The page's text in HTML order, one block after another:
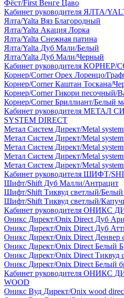
Фёст/First Венге Цаво
Кабинет руководителя ЯЛТА/
Ялта/Yalta Вяз Благородный
Ялта/Yalta Акация Лорка
Ялта/Yalta Снежная патина
Ялта/Yalta Дуб Мали/Белый
Ялта/Yalta Дуб Мали/Черный
Кабинет руководителя КОРНЕР/
Корнер/Corner Орех Лоренцо/
Корнер/Corner Каштан Тоскана/
Корнер/Corner Гикори песочный/
Корнер/Corner Бриллиант/Белый
Кабинет руководителя МЕТАЛ
SYSTEM DIRECT
Метал Систем Директ/Metal
Метал Систем Директ/Metal
Метал Систем Директ/Metal
Метал Систем Директ/Metal
Метал Систем Директ/Metal
Кабинет руководителя ШИФТ/
Шифт/Shift Дуб Малли/Антрацит
Шифт/Shift Тиквуд светлый/Белый
Шифт/Shift Тиквуд светлый/
Кабинет руководителя ОНИКС
Оникс Директ/Onix Direct Дуб
Оникс Директ/Onix Direct Дуб
Оникс Директ/Onix Direct Денвер
Оникс Директ/Onix Direct Белый
Оникс Директ/Onix Direct Тиквуд
Оникс Директ/Onix Direct Белый
Кабинет руководителя ОНИКС
WOOD
Оникс Вуд Директ/Onix wood